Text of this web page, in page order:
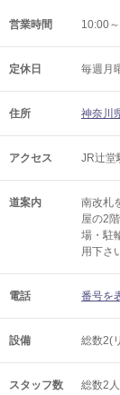
営業時間 10:00
定休日 毎週月
住所 神奈川
アクセス JR辻
道案内
南改札
屋の2
場・駐
用下さ
電話 番号を
設備 総数2(
スタッフ数 総数2